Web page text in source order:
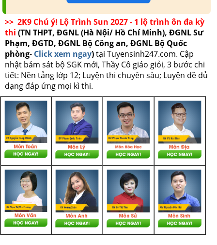
>> 2K9 Chú ý! Lộ Trình Sun 2027 - 1 lộ trình ôn đa kỳ
thi (TN THPT, ĐGNL (Hà Nội/ Hồ Chí Minh), ĐGNL Sư
Phạm, ĐGTD, ĐGNL Bộ Công an, ĐGNL Bộ Quốc
phòng- Click xem ngay)tại Tuyensinh247.com. Cập
nhật bám sát bộ SGK mới, Thầy Cô giáo giỏi, 3 bước chi
tiết: Nền tảng lớp 12; Luyện thi chuyên sâu; Luyện đề đủ
dạng đáp ứng mọi kì thi.